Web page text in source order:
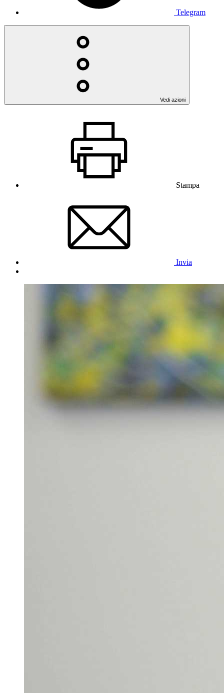
Telegram
Vedi azioni
Stampa
Invia